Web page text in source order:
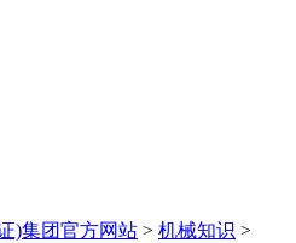
)集团官方网站 > 机械知识 >